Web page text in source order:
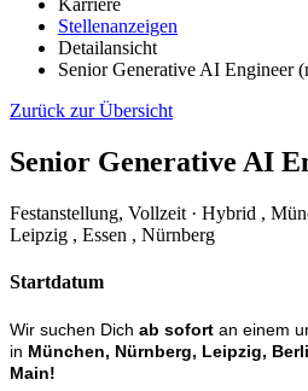
Karriere
Stellenanzeigen
Detailansicht
Senior Generative AI Engineer
Zurück zur Übersicht
Senior Generative AI
Festanstellung, Vollzeit · Hybrid ,
Leipzig , Essen , Nürnberg
Startdatum
Wir suchen Dich ab sofort an einem
in München, Nürnberg, Leipzig,
Main!